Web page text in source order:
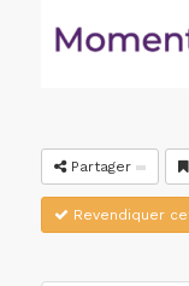
Partager
Revendiquer